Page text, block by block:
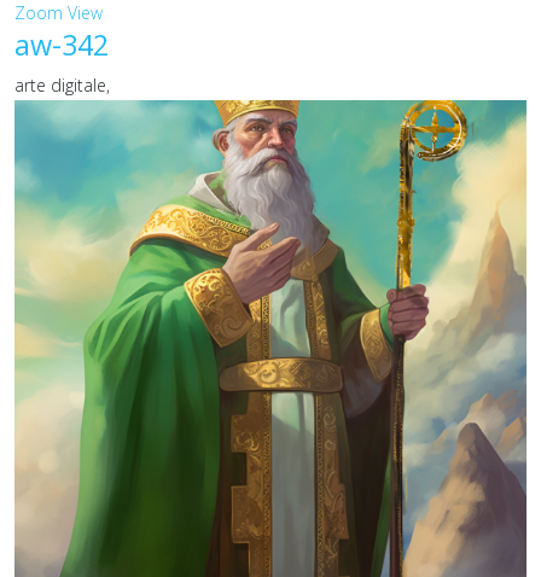
Zoom View
aw-342
arte digitale,